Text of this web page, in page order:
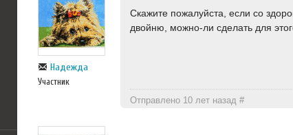
Надежда
Участник
Скажите пожалуйста, если со
двойню, можно-ли сделать для
Отправлено 10 лет назад#